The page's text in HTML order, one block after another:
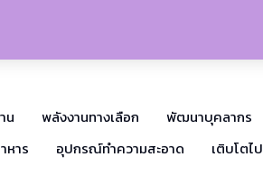
น พลังงานทางเลือก พัฒนาบุคลากร
หาร
อุปกรณ์ทำความสะอาด เติบโตไ